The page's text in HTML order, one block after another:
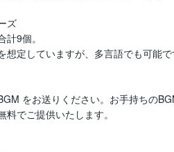
ズ
9個。
想定していますが、多言語でも可能で
をお送りください。お手持ちの
料でご提供いたします。